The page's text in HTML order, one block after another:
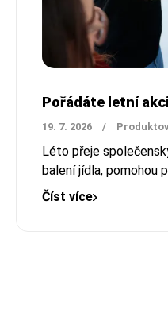
Pořádáte letní
19. 7. 2026 /
Léto přeje
balení jídla, pomohou
Číst více